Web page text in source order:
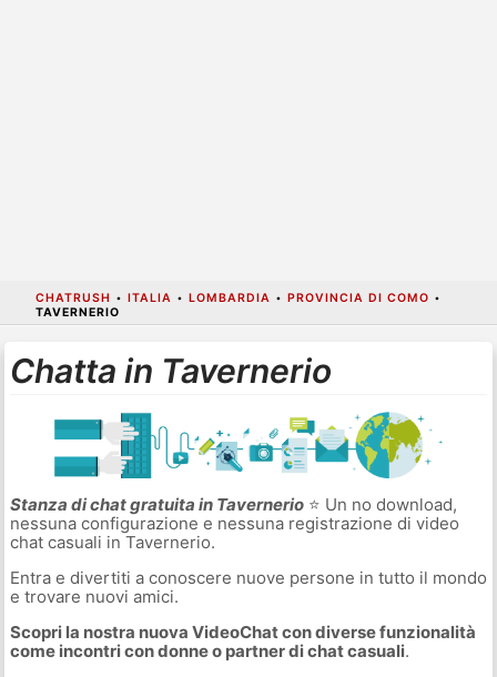
CHATRUSH • ITALIA • LOMBARDIA • PROVINCIA DI COMO •
TAVERNERIO
Chatta in Tavernerio
Stanza di chat gratuita in Tavernerio⭐ Un no download,
nessuna configurazione e nessuna registrazione di video
chat casuali in Tavernerio.
Entra e divertiti a conoscere nuove persone in tutto il mondo
e trovare nuovi amici.
Scopri la nostra nuova VideoChat con diverse funzionalità
come incontri con donne o partner di chat casuali.